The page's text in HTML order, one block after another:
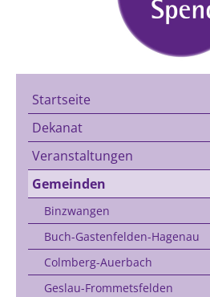
Startseite
Dekanat
Veranstaltungen
Gemeinden
Binzwangen
Buch-Gastenfelden-Hagenau
Colmberg-Auerbach
Geslau-Frommetsfelden